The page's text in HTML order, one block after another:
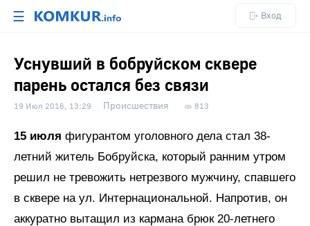
☰ Вход
Уснувший в бобруйском сквере
парень остался без связи
19 Июл 2016, 13:29 Происшествия 813
15 июля фигурантом уголовного дела стал 38-
летний житель Бобруйска, который ранним утром
решил не тревожить нетрезвого мужчину, спавшего
в сквере на ул. Интернациональной. Напротив, он
аккуратно вытащил из кармана брюк 20-летнего